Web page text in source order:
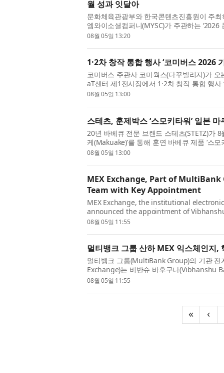
월 성과 잇달아
문화체육관광부와 한국콘텐츠진흥원이 주
엠와이소셜컴퍼니(MYSC)가 주관하는
EMA Content GROW+’ 참여 기업들이 올
08월 05일 13:20
1·2차 창작 통합 행사 ‘코미버스 2026
코미버스 주관사 코미웍스(다꾸빌리지)가
aT센터 제1전시장에서 1·2차 창작 통합 행
오리지널 창작과 2차 창작을 한자리에서...
08월 05일 13:00
스테츠, 훈제박스 ‘스모키타워’ 일본
20년 바베큐 전문 브랜드 스테츠(STETZ)가
케(Makuake)’를 통해 훈연 바베큐 제품 ‘스
략에 본격적으로 나선다고 밝혔다. 이...
08월 05일 13:00
MEX Exchange, Part of
Team with Key Appointment
MEX Exchange, the institutional
announced the appointment of
the company's commitment to building a
08월 05일 11:55
멀티뱅크 그룹 산하 MEX 익스체인지,
멀티뱅크 그룹(MultiBank Group)의 기관 전
Exchange)는 비반슈 바후구나(Vibhanshu
이번 인사는 글로벌 기관 대상 사업과 기술
08월 05일 11:55
« ‹